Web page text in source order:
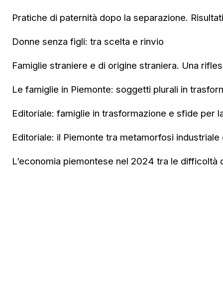
Pratiche di paternità dopo la separazione.
Donne senza figli: tra scelta e rinvio
Famiglie straniere e di origine straniera. Una
Le famiglie in Piemonte: soggetti plurali in
Editoriale: famiglie in trasformazione e sfide per
Editoriale: il Piemonte tra metamorfosi
L’economia piemontese nel 2024 tra le